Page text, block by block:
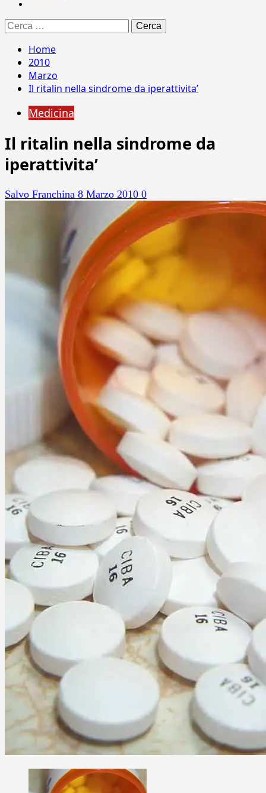
Ricerca
per:
Home
2010
Marzo
Il ritalin nella sindrome da iperattivita’
Medicina
Il ritalin nella sindrome da
iperattivita’
Salvo Franchina 8 Marzo 2010 0